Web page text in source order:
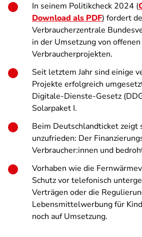
In seinem Politikcheck 2024 (
Download als PDF) fordert
Verbraucherzentrale
in der Umsetzung von offenen
Verbraucherprojekten.
Seit letztem Jahr sind einige
Projekte erfolgreich
Digitale-Dienste-Gesetz
Solarpaket I.
Beim Deutschlandticket zeigt
unzufrieden: Der
Verbraucher:innen und
Vorhaben wie die
Schutz vor telefonisch
Verträgen oder die
Lebensmittelwerbung für
noch auf Umsetzung.